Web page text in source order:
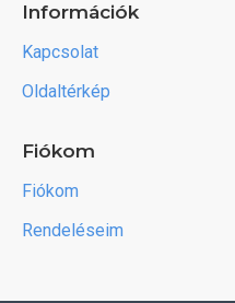
Információk
Kapcsolat
Oldaltérkép
Fiókom
Fiókom
Rendeléseim